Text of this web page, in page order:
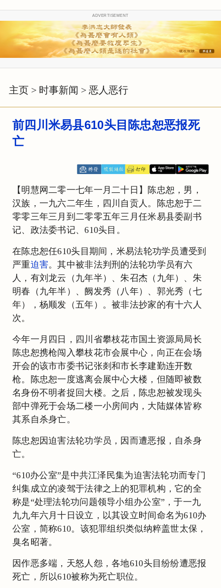
ADVERTISEMENT
主页 > 时事新闻 > 恶人恶行
前四川米易县610头目陈忠恕恶报死
亡
【明慧网二零一七年一月二十日】陈忠恕，男，
汉族，一九六二年生，四川自贡人。陈忠恕于二
零零三年三月到二零零五年三月任米易县委副书
记、政法委书记、610头目。
在陈忠恕任610头目期间，米易法轮功学员遭受到
严重迫害。其中被非法判刑的法轮功学员有六
人，有刘龙云（九年半）、朱召杰（九年）、朱
明春（九年半）、阙发秀（八年）、郭光秀（七
年），杨顺发（五年）。被非法抄家的有十六人
次。
今年一月四日，四川省攀枝花市国土资源局局长
陈忠恕携枪闯入攀枝花市会展中心，向正在会场
开会的该市市委书记张剡和市长李建勤连开数
枪。陈忠恕一度逃离会展中心大楼，但随即被数
名身份不明者捉回大楼。之后，陈忠恕被发现头
部中弹死于会场二楼一小房间内，大陆媒体皆称
其系自杀身亡。
陈忠恕因迫害法轮功学员，因而遭恶报，自杀身
亡。
“610办公室”是中共江泽民集为迫害法轮功而专门
纠集成立的凌驾于法律之上的犯罪机构，它的全
称是“处理法轮功问题领导小组办公室”，于一九
九九年六月十日设立，以其设立时间命名为610办
公室，简称610。该犯罪组织类似纳粹盖世太保，
臭名昭著。
因作恶多端，天怒人怨，各地610头目纷纷遭恶报
死亡，所以610被称为死亡职位。